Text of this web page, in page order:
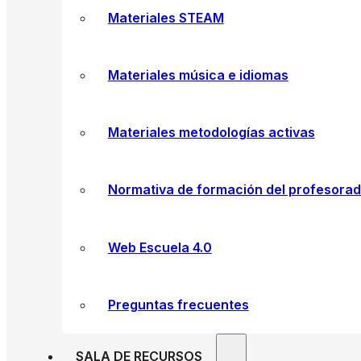
Materiales STEAM
Materiales música e idiomas
Materiales metodologías activas
Normativa de formación del
Web Escuela 4.0
Preguntas frecuentes
SALA DE RECURSOS